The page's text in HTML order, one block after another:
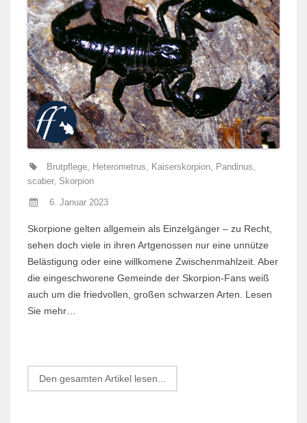
Brutpflege, Heterometrus Kaiserskorpion, Pandinus
scaber, Skorpion
6. Januar 2023
Skorpione gelten allgemein als Einzelgänger – zu Recht,
sehen doch viele in ihren Artgenossen nur eine unnütze
Belästigung oder eine willkomene Zwischenmahlzeit. Aber
die eingeschworene Gemeinde der Skorpion-Fans weiß
auch um die friedvollen, großen schwarzen Arten. Lesen
Sie mehr…
Den gesamten Artikel lesen...